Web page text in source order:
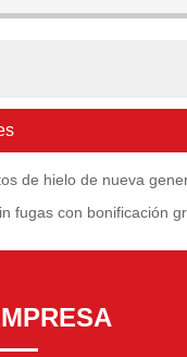
Cócteles, Vodka
de hielo de nueva
fugas con bonificación